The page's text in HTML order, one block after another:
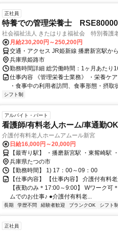
正社員
特養での管理栄養士
社会福祉法人 きたはりま福祉会 特別養護
月給230,200円～250,200円
交通・アクセス JR姫新線 播磨新宮駅か
兵庫県姫路市
勤務時間詳細 総労働時間：1ヶ月あたり
仕事内容 《管理栄養士業務》 ・栄養ケ
・食事中の利用者訪問、食事形態・摂
シフト制
アルバイト・パート
看護師/有料老人ホーム/車通勤OK
介護付有料老人ホームアムール新宮
日給16,000円～20,000円
【最寄り駅】 ・播磨新宮駅 ・東觜崎駅
兵庫県たつの市
【勤務時間】 1) 17：00～09：00
【仕事内容】 【仕事内容】 介護付有料
【夜勤のみ＊17:00～9:00】 Wワーク可
ムでのお仕事♪ ●介護付有料老...
長期 学歴不問 経験者歓迎 ブランクOK シフト制
正社員